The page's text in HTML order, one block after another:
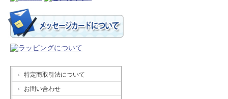
特定商取引法について
お問い合わせ